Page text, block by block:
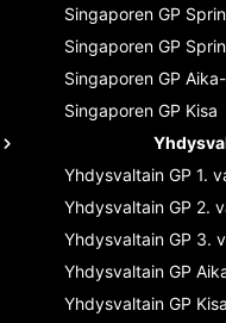
Singaporen GP
Singaporen GP
Singaporen GP
Singaporen GP Kisa
Yhdysvaltain GP 1.
Yhdysvaltain GP 2.
Yhdysvaltain GP 3.
Yhdysvaltain GP
Yhdysvaltain GP Kisa